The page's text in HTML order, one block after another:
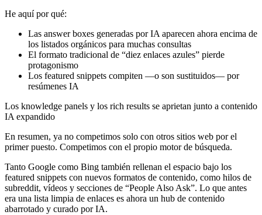
He aquí por qué:
Las answer boxes generadas por IA aparecen ahora encima de
los listados orgánicos para muchas consultas
El formato tradicional de “diez enlaces azules” pierde
protagonismo
Los featured snippets compiten —o son sustituidos— por
resúmenes IA
Los knowledge panels y los rich results se aprietan junto a contenido
IA expandido
En resumen, ya no competimos solo con otros sitios web por el
primer puesto. Competimos con el propio motor de búsqueda.
Tanto Google como Bing también rellenan el espacio bajo los
featured snippets con nuevos formatos de contenido, como hilos de
subreddit, vídeos y secciones de “People Also Ask”. Lo que antes
era una lista limpia de enlaces es ahora un hub de contenido
abarrotado y curado por IA.